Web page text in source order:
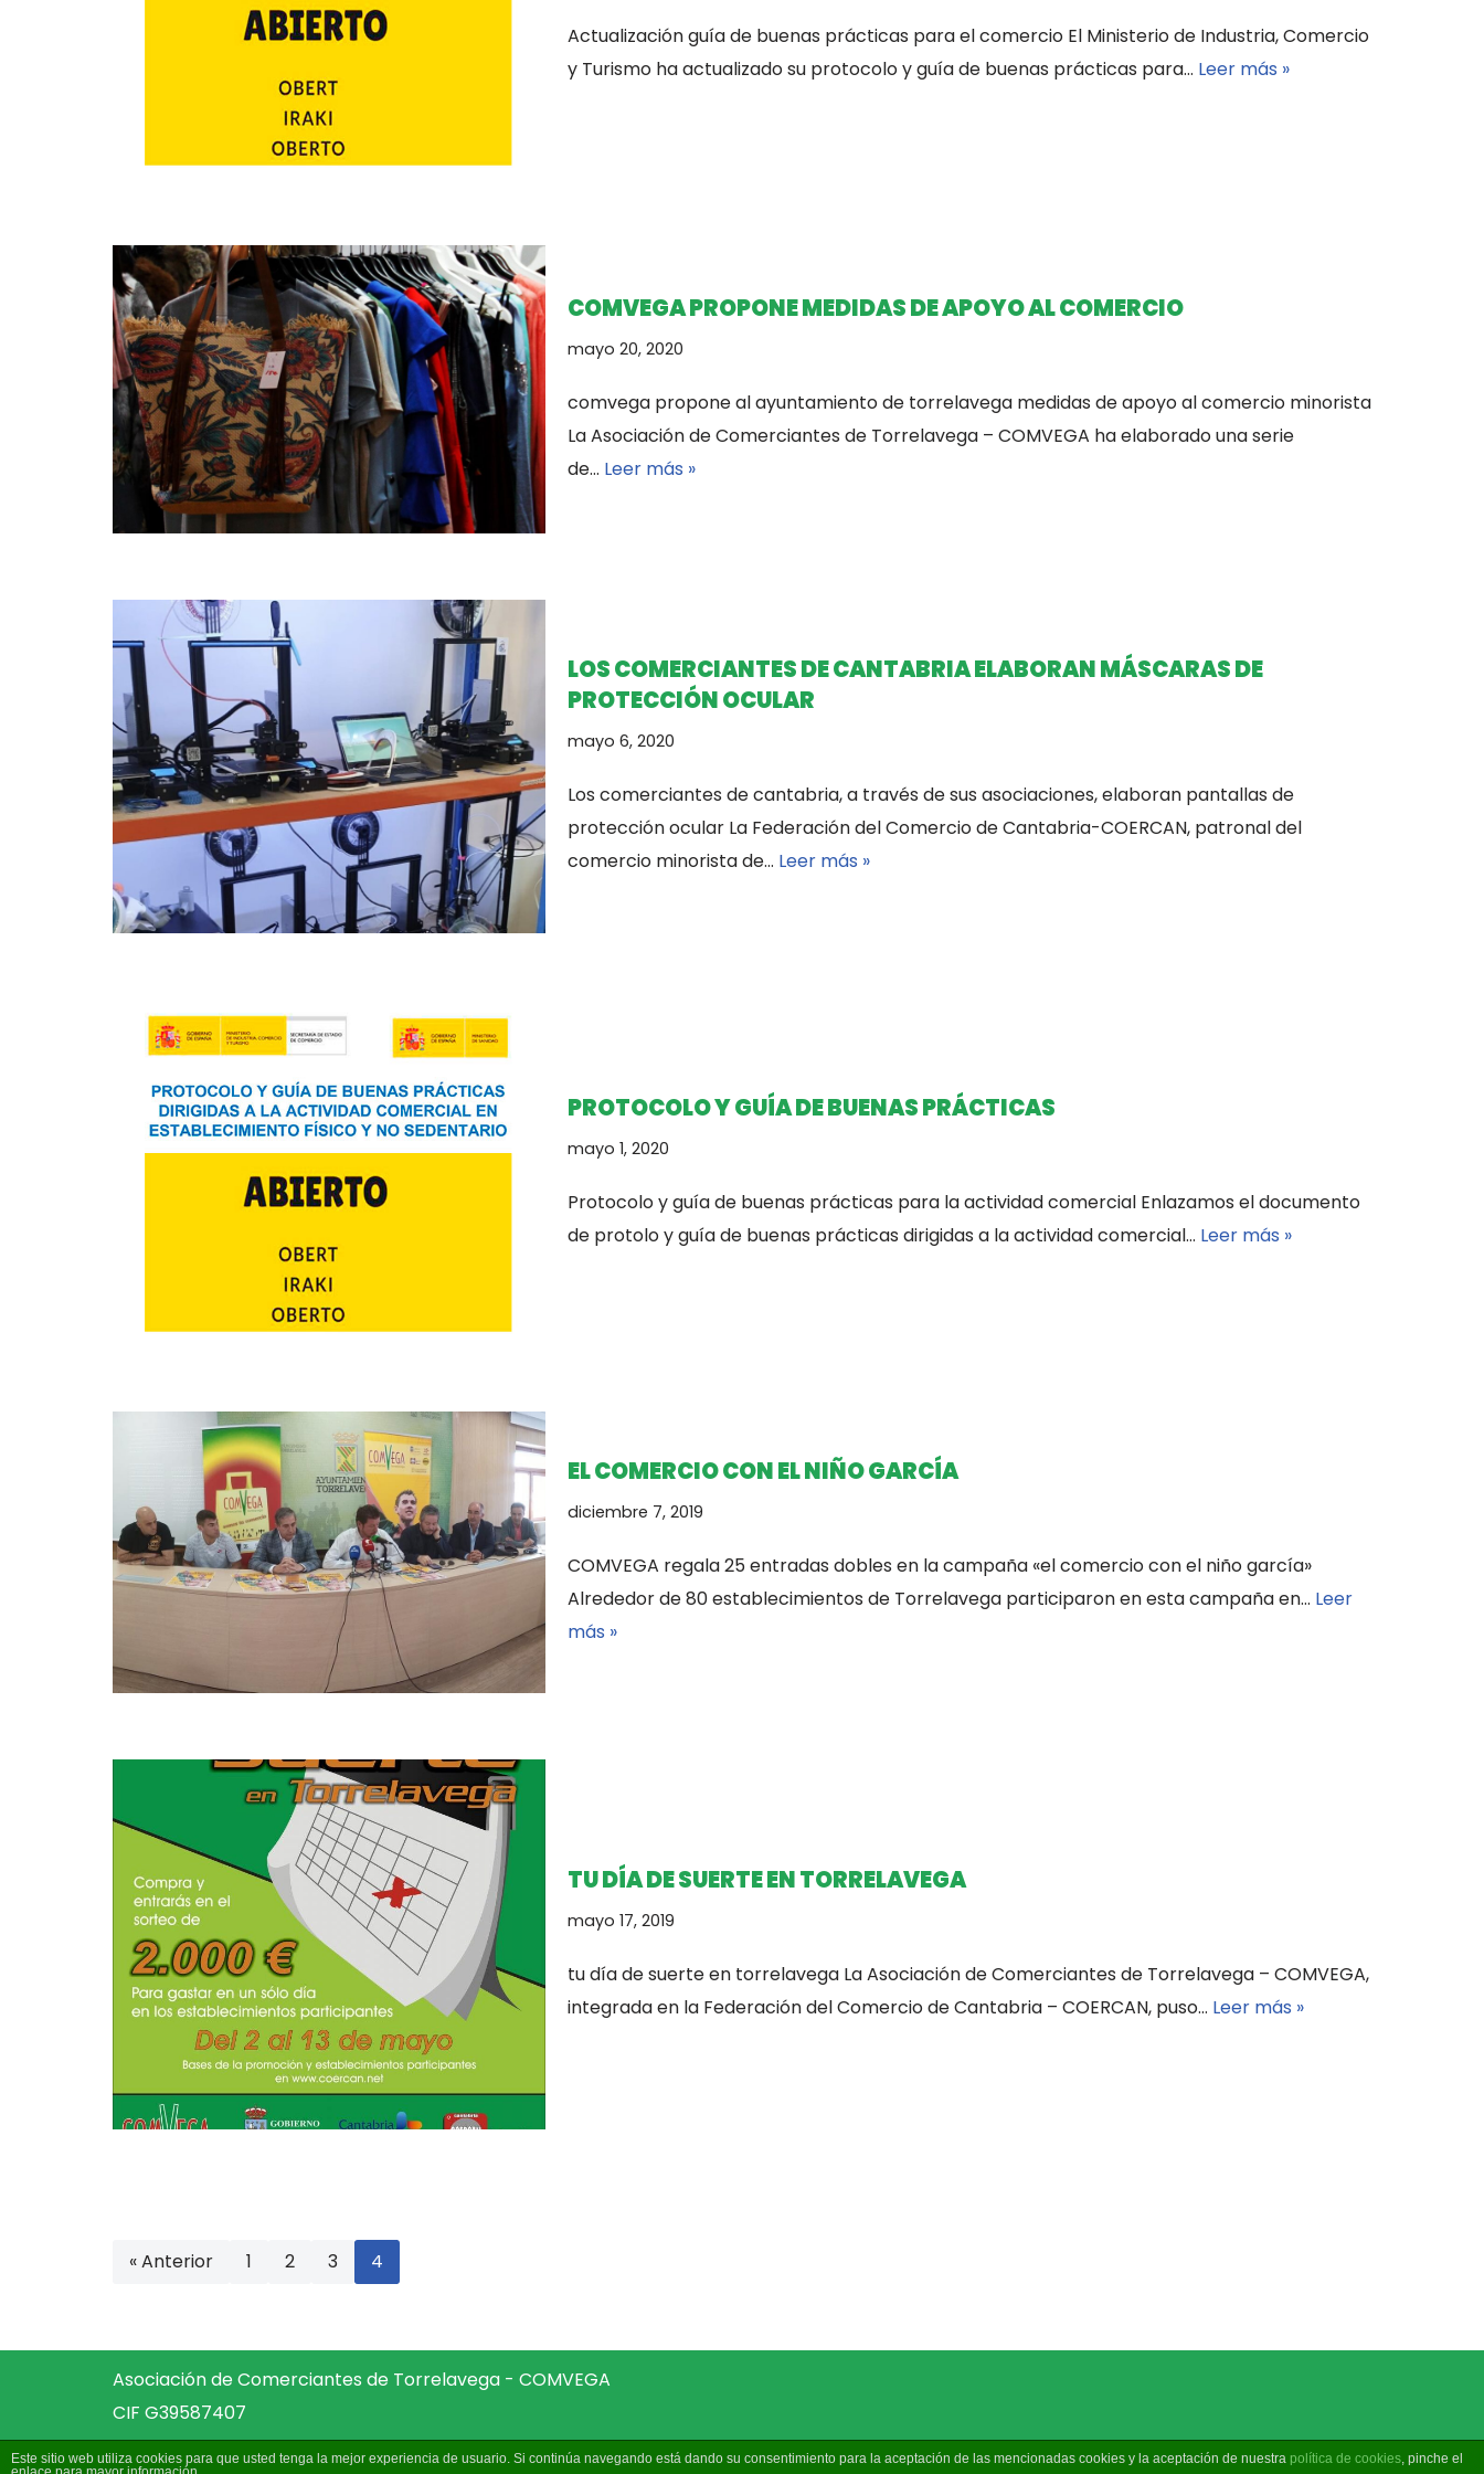
Actualización guía de buenas prácticas para el comercio El Ministerio de Industria, Comercio
y Turismo ha actualizado su protocolo y guía de buenas prácticas para… Leer más »
COMVEGA PROPONE MEDIDAS DE APOYO AL COMERCIO
mayo 20, 2020
comvega propone al ayuntamiento de torrelavega medidas de apoyo al comercio minorista
La Asociación de Comerciantes de Torrelavega – COMVEGA ha elaborado una serie
de… Leer más »
LOS COMERCIANTES DE CANTABRIA ELABORAN MÁSCARAS DE
PROTECCIÓN OCULAR
mayo 6, 2020
Los comerciantes de cantabria, a través de sus asociaciones, elaboran pantallas de
protección ocular La Federación del Comercio de Cantabria-COERCAN, patronal del
comercio minorista de… Leer más »
PROTOCOLO Y GUÍA DE BUENAS PRÁCTICAS
mayo 1, 2020
Protocolo y guía de buenas prácticas para la actividad comercial Enlazamos el documento
de protolo y guía de buenas prácticas dirigidas a la actividad comercial… Leer más »
EL COMERCIO CON EL NIÑO GARCÍA
diciembre 7, 2019
COMVEGA regala 25 entradas dobles en la campaña «el comercio con el niño garcía»
Alrededor de 80 establecimientos de Torrelavega participaron en esta campaña en… Leer
más »
TU DÍA DE SUERTE EN TORRELAVEGA
mayo 17, 2019
tu día de suerte en torrelavega La Asociación de Comerciantes de Torrelavega – COMVEGA,
integrada en la Federación del Comercio de Cantabria – COERCAN, puso… Leer más »
« Anterior 1 2 3 4
Asociación de Comerciantes de Torrelavega - COMVEGA
CIF G39587407
Este sitio web utiliza cookies para que usted tenga la mejor experiencia de usuario. Si continúa navegando está dando su consentimiento para la aceptación de las mencionadas cookies y la aceptación de nuestra política de cookies, pinche el